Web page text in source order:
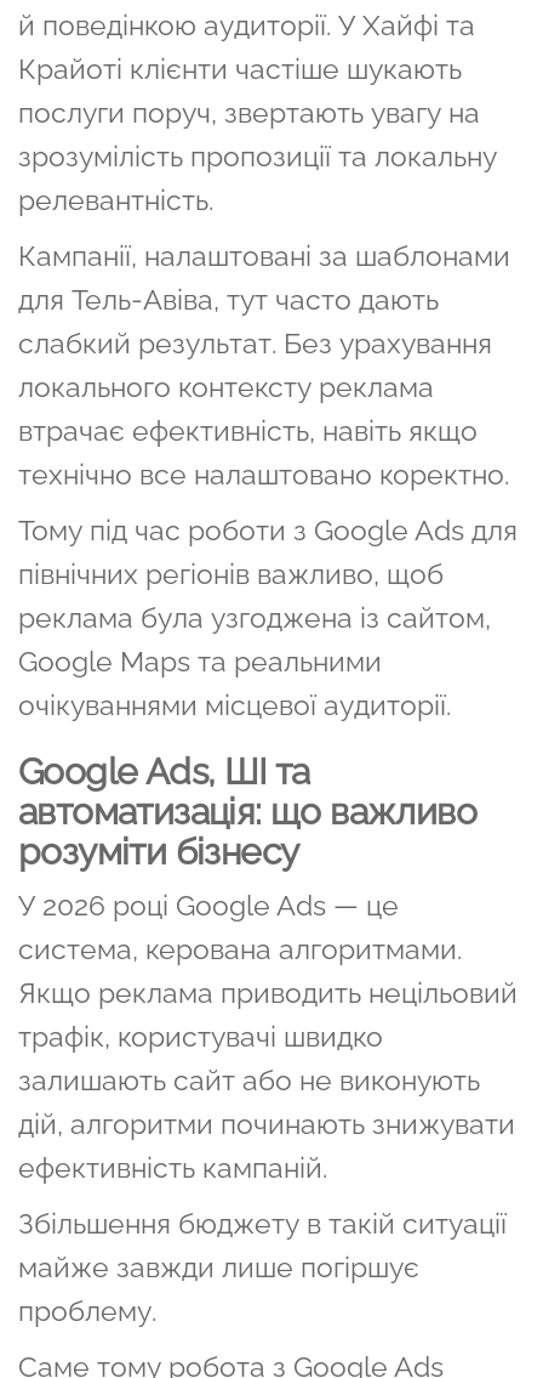
й поведінкою аудиторії. У Хайфі та
Крайоті клієнти частіше шукають
послуги поруч, звертають увагу на
зрозумілість пропозиції та локальну
релевантність.
Кампанії, налаштовані за шаблонами
для Тель-Авіва, тут часто дають
слабкий результат. Без урахування
локального контексту реклама
втрачає ефективність, навіть якщо
технічно все налаштовано коректно.
Тому під час роботи з Google Ads для
північних регіонів важливо, щоб
реклама була узгоджена із сайтом,
Google Maps та реальними
очікуваннями місцевої аудиторії.
Google Ads, ШІ та
автоматизація: що важливо
розуміти бізнесу
У 2026 році Google Ads — це
система, керована алгоритмами.
Якщо реклама приводить нецільовий
трафік, користувачі швидко
залишають сайт або не виконують
дій, алгоритми починають знижувати
ефективність кампаній.
Збільшення бюджету в такій ситуації
майже завжди лише погіршує
проблему.
Саме тому робота з Google Ads